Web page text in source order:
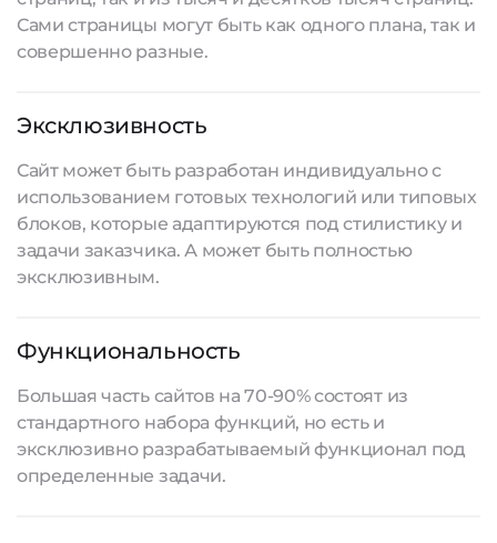
Сами страницы могут быть как одного плана, так и
совершенно разные.
Эксклюзивность
Сайт может быть разработан индивидуально с
использованием готовых технологий или типовых
блоков, которые адаптируются под стилистику и
задачи заказчика. А может быть полностью
эксклюзивным.
Функциональность
Большая часть сайтов на 70-90% состоят из
стандартного набора функций, но есть и
эксклюзивно разрабатываемый функционал под
определенные задачи.